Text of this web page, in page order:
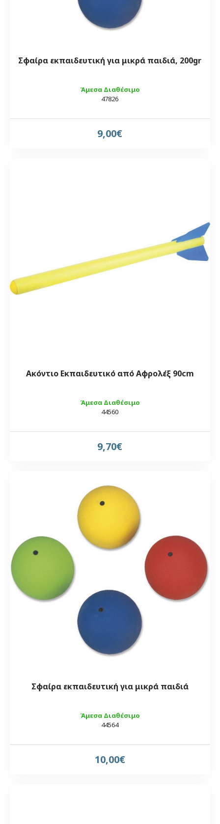
Άμεσα Διαθέσιμο
47826
Σφαίρα εκπαιδευτική για μικρά παιδιά, 200gr
9,00€
Άμεσα Διαθέσιμο
44560
Ακόντιο Εκπαιδευτικό από Αφρολέξ 90cm
9,70€
Άμεσα Διαθέσιμο
44564
Σφαίρα εκπαιδευτική για μικρά παιδιά
10,00€